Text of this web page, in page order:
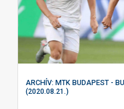
ARCHÍV: MTK BUDAPEST -
(2020.08.21.)